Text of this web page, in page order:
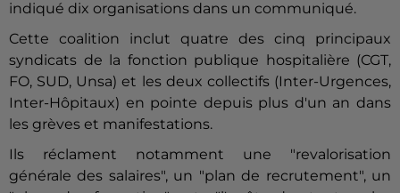
indiqué dix organisations dans un communiqué.
Cette coalition inclut quatre des cinq principaux
syndicats de la fonction publique hospitalière (CGT,
FO, SUD, Unsa) et les deux collectifs (Inter-Urgences,
Inter-Hôpitaux) en pointe depuis plus d'un an dans
les grèves et manifestations.
Ils réclament notamment une "revalorisation
générale des salaires", un "plan de recrutement", un